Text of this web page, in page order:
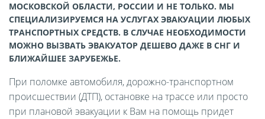
МОСКОВСКОЙ ОБЛАСТИ, РОССИИ И НЕ ТОЛЬКО. МЫ
СПЕЦИАЛИЗИРУЕМСЯ НА УСЛУГАХ ЭВАКУАЦИИ ЛЮБЫХ
ТРАНСПОРТНЫХ СРЕДСТВ. В СЛУЧАЕ НЕОБХОДИМОСТИ
МОЖНО ВЫЗВАТЬ ЭВАКУАТОР ДЕШЕВО ДАЖЕ В СНГ И
БЛИЖАЙШЕЕ ЗАРУБЕЖЬЕ.
При поломке автомобиля, дорожно-транспортном
происшествии (ДТП), остановке на трассе или просто
при плановой эвакуации к Вам на помощь придет